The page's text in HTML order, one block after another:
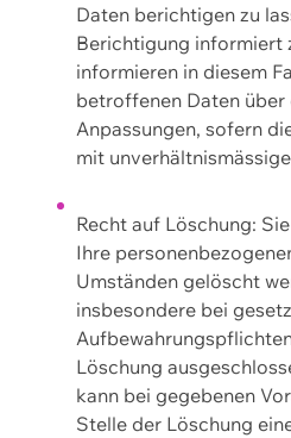
Daten berichtigen zu
Berichtigung informiert
informieren in diesem
betroffenen Daten
Anpassungen, sofern
mit
Recht auf Löschung:
Ihre
Umständen gelöscht
insbesondere bei
Löschung
kann bei gegebenen
Stelle der Löschung